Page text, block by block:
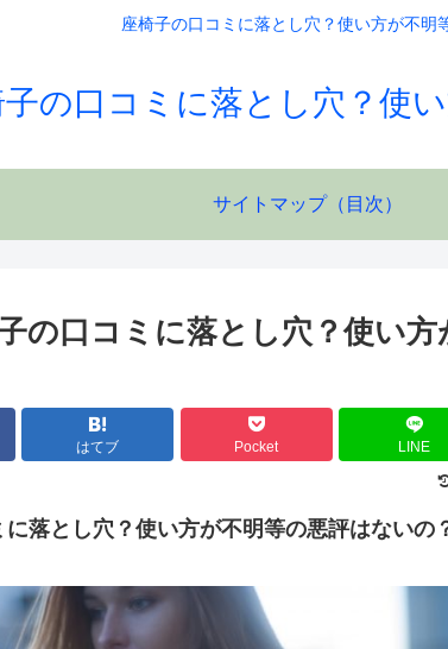
座椅子の口コミに落とし穴？使い方が不明
子の口コミに落とし穴？使
サイトマップ（目次）
の口コミに落とし穴？使い方
はてブ Pocket LINE
落とし穴？使い方が不明等の悪評はないの